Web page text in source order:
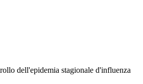
dell'epidemia stagionale d'influenza